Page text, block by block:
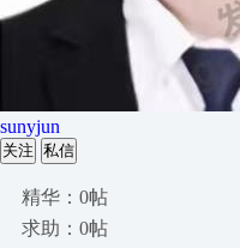
sunyjun
关注 私信
精华：0帖
求助：0帖